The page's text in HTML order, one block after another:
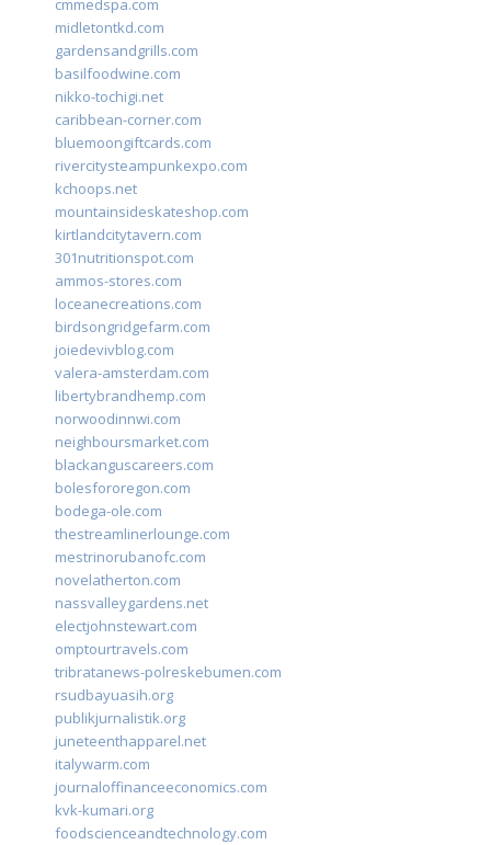
cmmedspa.com
midletontkd.com
gardensandgrills.com
basilfoodwine.com
nikko-tochigi.net
caribbean-corner.com
bluemoongiftcards.com
rivercitysteampunkexpo.com
kchoops.net
mountainsideskateshop.com
kirtlandcitytavern.com
301nutritionspot.com
ammos-stores.com
loceanecreations.com
birdsongridgefarm.com
joiedevivblog.com
valera-amsterdam.com
libertybrandhemp.com
norwoodinnwi.com
neighboursmarket.com
blackanguscareers.com
bolesfororegon.com
bodega-ole.com
thestreamlinerlounge.com
mestrinorubanofc.com
novelatherton.com
nassvalleygardens.net
electjohnstewart.com
omptourtravels.com
tribratanews-polreskebumen.com
rsudbayuasih.org
publikjurnalistik.org
juneteenthapparel.net
italywarm.com
journaloffinanceeconomics.com
kvk-kumari.org
foodscienceandtechnology.com